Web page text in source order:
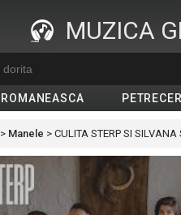
MUZICA
ROMANEASCA
> Manele > CULITA STERP SI